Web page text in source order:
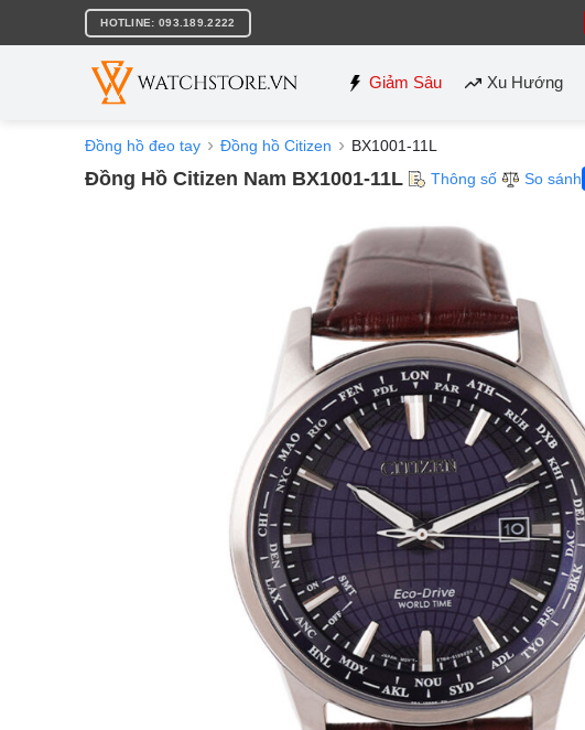
nội
HOTLINE: 093.189.2222
Giảm Sâu Xu Hướng
Đồng hồ đeo tay Đồng hồ Citizen BX1001-11L
Đồng Hồ Citizen Nam BX1001-11L Thông số So sánh